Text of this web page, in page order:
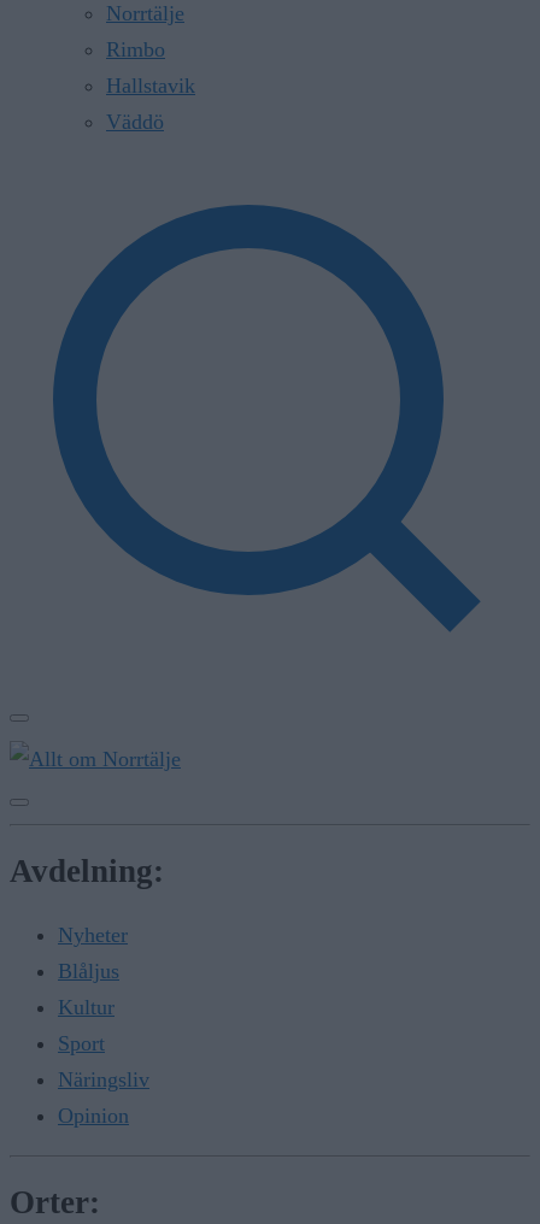
Norrtälje
Rimbo
Hallstavik
Väddö
Avdelning:
Nyheter
Blåljus
Kultur
Sport
Näringsliv
Opinion
Orter: